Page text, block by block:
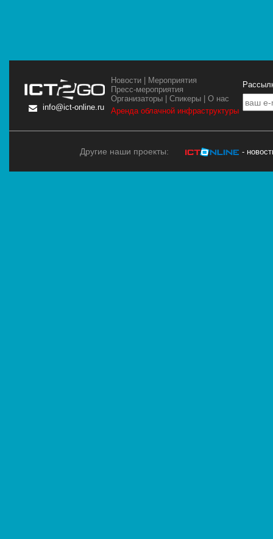
info@ict-online.ru
Новости
Мероприятия
Пресс-мероприятия
Организаторы |Спикеры |О нас
Аренда облачной инфраструктуры
Другие наши проекты: -